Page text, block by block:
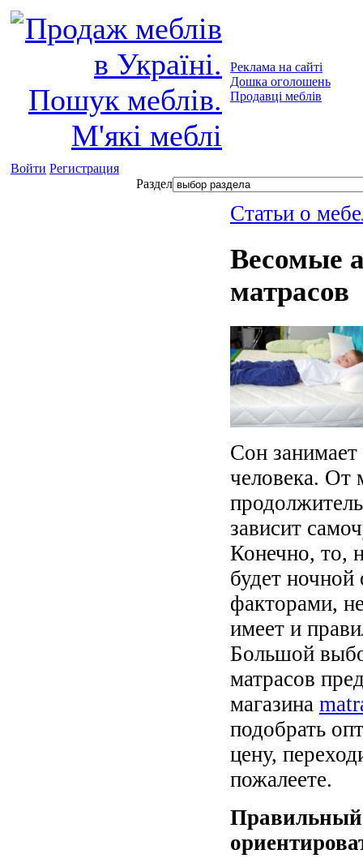
Реклама на сайті
Дошка оголошень
Продавці меблів
Войти Регистрация
Раздел
Статьи о
Весомые
матрасов
Сон
человека. От
зависит
Конечно, то,
будет
факторами,
имеет и
Большой
матрасов
магазина
подобрать
цену,
пожалеете.
Правильный